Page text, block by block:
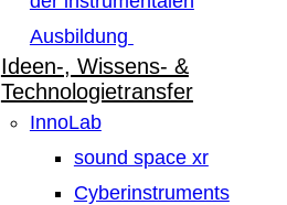
Ausbildung
Ideen-, Wissens- &
Technologietransfer
InnoLab
sound space xr
Cyberinstruments